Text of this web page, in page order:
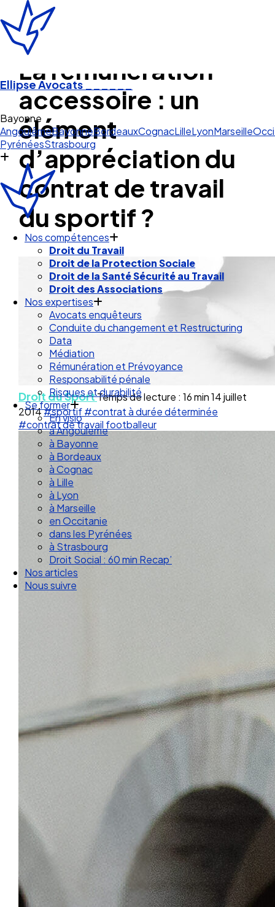
Ellipse Avocats______
Bayonne
AngoulêmeBayonneBordeauxCognacLilleLyonMarseille
PyrénéesStrasbourg
Nos compétences
Droit du Travail
Droit de la Protection Sociale
Droit de la Santé Sécurité au Travail
Droit des Associations
Nos expertises
Avocats enquêteurs
Conduite du changement et Restructuring
Data
Médiation
Rémunération et Prévoyance
Responsabilité pénale
Risques et durabilité
Se former
En visio
à Angouleme
à Bayonne
à Bordeaux
à Cognac
à Lille
à Lyon
à Marseille
en Occitanie
dans les Pyrénées
à Strasbourg
Droit Social : 60 min Recap’
Nos articles
Nous suivre
La rémunération
accessoire : un
élément
d’appréciation du
contrat de travail
du sportif ?
Droit du SportTemps de lecture : 16 min14 juillet
2014#sportif#contrat à durée déterminée
#contrat de travail footballeur